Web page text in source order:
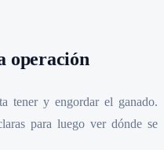
operación
tener y engordar el ganado.
para luego ver dónde se